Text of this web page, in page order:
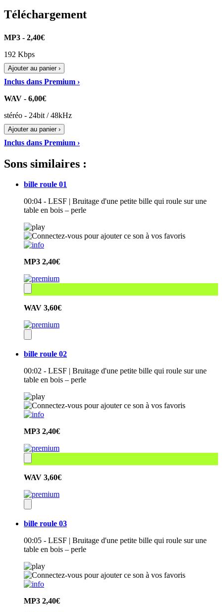
Téléchargement
MP3 - 2,40€
192 Kbps
Ajouter au panier ›
Inclus dans Premium ›
WAV - 6,00€
stéréo - 24bit / 48kHz
Ajouter au panier ›
Inclus dans Premium ›
Sons similaires :
bille roule 01
00:04 - LESF | Bruitage d'une petite bille qui roule sur une
table en bois – perle
MP3 2,40€
WAV 3,60€
bille roule 02
00:02 - LESF | Bruitage d'une petite bille qui roule sur une
table en bois – perle
MP3 2,40€
WAV 3,60€
bille roule 03
00:05 - LESF | Bruitage d'une petite bille qui roule sur une
table en bois – perle
MP3 2,40€